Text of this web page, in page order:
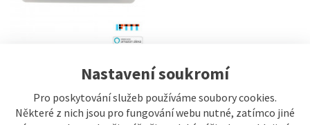
Nastavení soukromí
Pro poskytování služeb používáme soubory cookies.
Některé z nich jsou pro fungování webu nutné, zatímco jiné
SKLADEM
iQtech SmartLife SB002, WiFi
relé s ovladači